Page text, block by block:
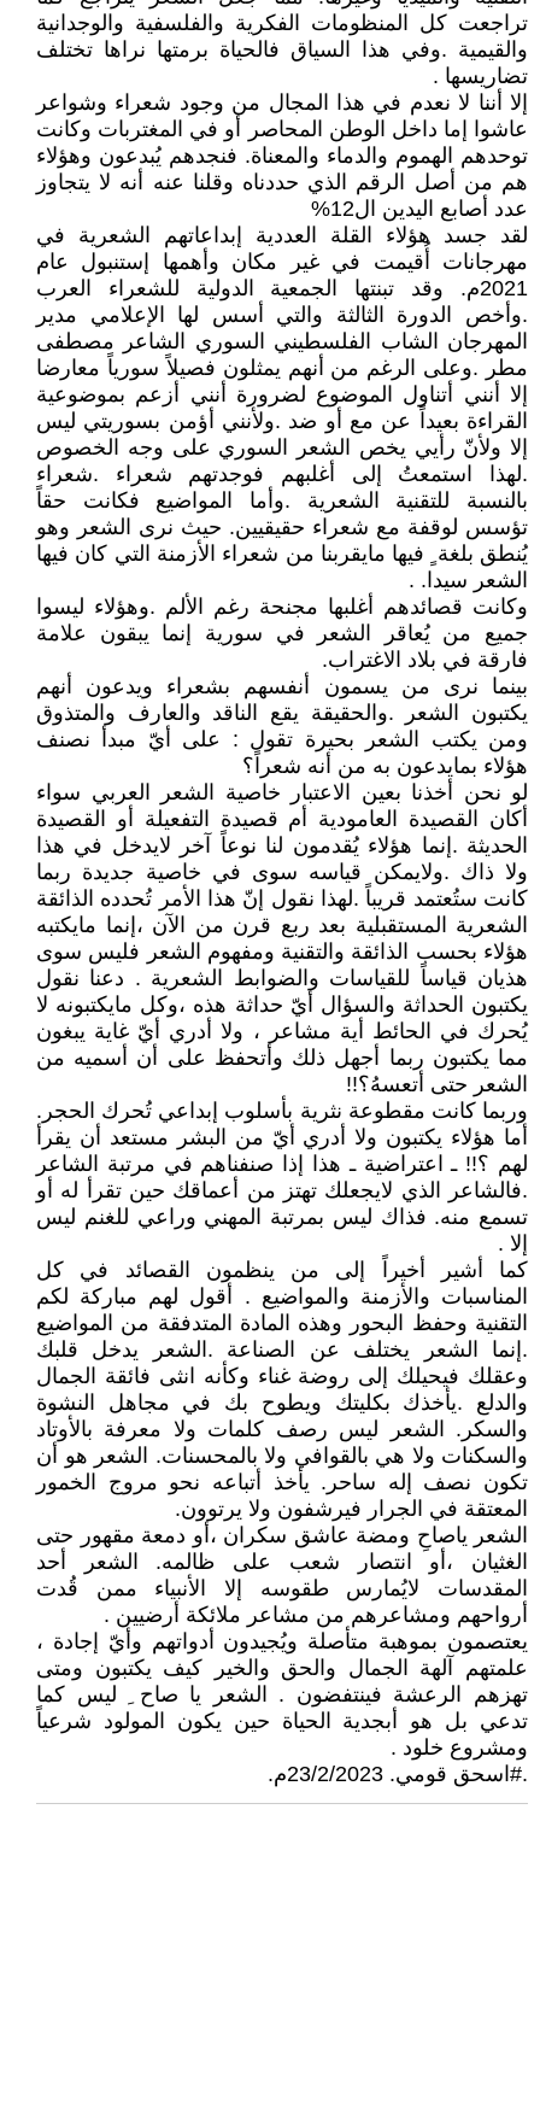
تراجعت كل المنظومات الفكرية والفلسفية والوجدانية
والقيمية .وفي هذا السياق فالحياة برمتها نراها تختلف
تضاريسها .
إلا أننا لا نعدم في هذا المجال من وجود شعراء وشواعر
عاشوا إما داخل الوطن المحاصر أو في المغتربات وكانت
توحدهم الهموم والدماء والمعناة. فنجدهم يُبدعون وهؤلاء
هم من أصل الرقم الذي حددناه وقلنا عنه أنه لا يتجاوز
عدد أصابع اليدين ال12%
لقد جسد هؤلاء القلة العددية إبداعاتهم الشعرية في
مهرجانات أُقيمت في غير مكان وأهمها إستنبول عام
2021م. وقد تبنتها الجمعية الدولية للشعراء العرب
.وأخص الدورة الثالثة والتي أسس لها الإعلامي مدير
المهرجان الشاب الفلسطيني السوري الشاعر مصطفى
مطر .وعلى الرغم من أنهم يمثلون فصيلاً سورياً معارضا
إلا أنني أتناول الموضوع لضرورة أنني أزعم بموضوعية
القراءة بعيداً عن مع أو ضد .ولأنني أؤمن بسوريتي ليس
إلا ولأنّ رأيي يخص الشعر السوري على وجه الخصوص
.لهذا استمعتُ إلى أغلبهم فوجدتهم شعراء .شعراء
بالنسبة للتقنية الشعرية .وأما المواضيع فكانت حقاً
تؤسس لوقفة مع شعراء حقيقيين. حيث نرى الشعر وهو
يُنطق بلغة ٍ فيها مايقربنا من شعراء الأزمنة التي كان فيها
الشعر سيدا. .
وكانت قصائدهم أغلبها مجنحة رغم الألم .وهؤلاء ليسوا
جميع من يُعاقر الشعر في سورية إنما يبقون علامة
فارقة في بلاد الاغتراب.
بينما نرى من يسمون أنفسهم بشعراء ويدعون أنهم
يكتبون الشعر .والحقيقة يقع الناقد والعارف والمتذوق
ومن يكتب الشعر بحيرة تقول : على أيّ مبدأ نصنف
هؤلاء بمايدعون به من أنه شعراً؟
لو نحن أخذنا بعين الاعتبار خاصية الشعر العربي سواء
أكان القصيدة العامودية أم قصيدة التفعيلة أو القصيدة
الحديثة .إنما هؤلاء يُقدمون لنا نوعاً آخر لايدخل في هذا
ولا ذاك .ولايمكن قياسه سوى في خاصية جديدة ربما
كانت ستُعتمد قريباً .لهذا نقول إنّ هذا الأمر تُحدده الذائقة
الشعرية المستقبلية بعد ربع قرن من الآن ،إنما مايكتبه
هؤلاء بحسب الذائقة والتقنية ومفهوم الشعر فليس سوى
هذيان قياساً للقياسات والضوابط الشعرية . دعنا نقول
يكتبون الحداثة والسؤال أيّ حداثة هذه ،وكل مايكتبونه لا
يُحرك في الحائط أية مشاعر ، ولا أدري أيّ غاية يبغون
مما يكتبون ربما أجهل ذلك وأتحفظ على أن أسميه من
الشعر حتى أتعسهُ؟!!
وربما كانت مقطوعة نثرية بأسلوب إبداعي تُحرك الحجر.
أما هؤلاء يكتبون ولا أدري أيّ من البشر مستعد أن يقرأ
لهم ؟!! ـ اعتراضية ـ هذا إذا صنفناهم في مرتبة الشاعر
.فالشاعر الذي لايجعلك تهتز من أعماقك حين تقرأ له أو
تسمع منه. فذاك ليس بمرتبة المهني وراعي للغنم ليس
إلا .
كما أشير أخيراً إلى من ينظمون القصائد في كل
المناسبات والأزمنة والمواضيع . أقول لهم مباركة لكم
التقنية وحفظ البحور وهذه المادة المتدفقة من المواضيع
.إنما الشعر يختلف عن الصناعة .الشعر يدخل قلبك
وعقلك فيحيلك إلى روضة غناء وكأنه انثى فائقة الجمال
والدلع .يأخذك بكليتك ويطوح بك في مجاهل النشوة
والسكر. الشعر ليس رصف كلمات ولا معرفة بالأوتاد
والسكنات ولا هي بالقوافي ولا بالمحسنات. الشعر هو أن
تكون نصف إله ساحر. يأخذ أتباعه نحو مروج الخمور
المعتقة في الجرار فيرشفون ولا يرتوون.
الشعر ياصاحِ ومضة عاشق سكران ،أو دمعة مقهور حتى
الغثيان ،أو انتصار شعب على ظالمه. الشعر أحد
المقدسات لايُمارس طقوسه إلا الأنبياء ممن قُدت
أرواحهم ومشاعرهم من مشاعر ملائكة أرضيين .
يعتصمون بموهبة متأصلة ويُجيدون أدواتهم وأيّ إجادة ،
علمتهم آلهة الجمال والحق والخير كيف يكتبون ومتى
تهزهم الرعشة فينتفضون . الشعر يا صاح ِ ليس كما
تدعي بل هو أبجدية الحياة حين يكون المولود شرعياً
ومشروع خلود .
.#اسحق قومي. 23/2/2023م.